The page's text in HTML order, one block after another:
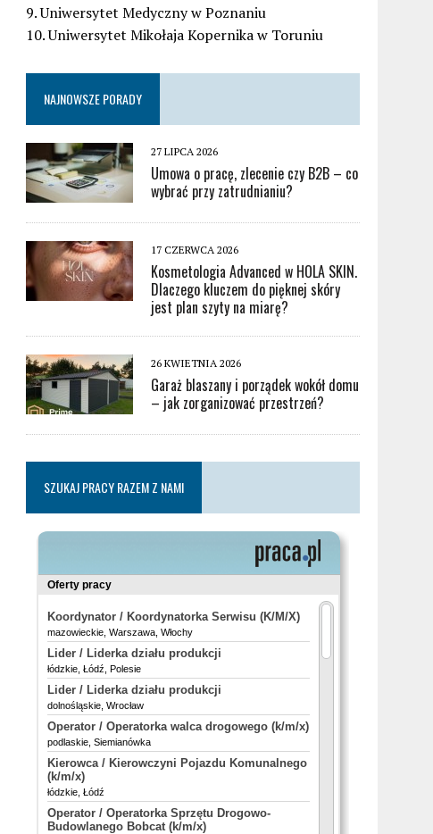
9. Uniwersytet Medyczny w Poznaniu
10. Uniwersytet Mikołaja Kopernika w Toruniu
NAJNOWSZE PORADY
27 LIPCA 2026
Umowa o pracę, zlecenie czy B2B – co
wybrać przy zatrudnianiu?
17 CZERWCA 2026
Kosmetologia Advanced w HOLA SKIN.
Dlaczego kluczem do pięknej skóry
jest plan szyty na miarę?
26 KWIETNIA 2026
Garaż blaszany i porządek wokół domu
– jak zorganizować przestrzeń?
SZUKAJ PRACY RAZEM Z NAMI